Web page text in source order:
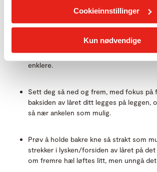
Cookieinnstillinger
Kun nødvendige
Ha fremre fot på en kasse og noe å
Pinner funker fint. En høyere kasse vil
enklere.
Sett deg så ned og frem, med fokus på
baksiden av låret ditt legges på leggen,
så nær ankelen som mulig.
Prøv å holde bakre kne så strakt som
strekker i lysken/forsiden av låret på
om fremre hæl løftes litt, men unngå